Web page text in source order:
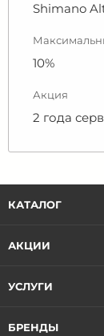
Shimano
10%
Акция
2 года
КАТАЛОГ
АКЦИИ
УСЛУГИ
БРЕНДЫ